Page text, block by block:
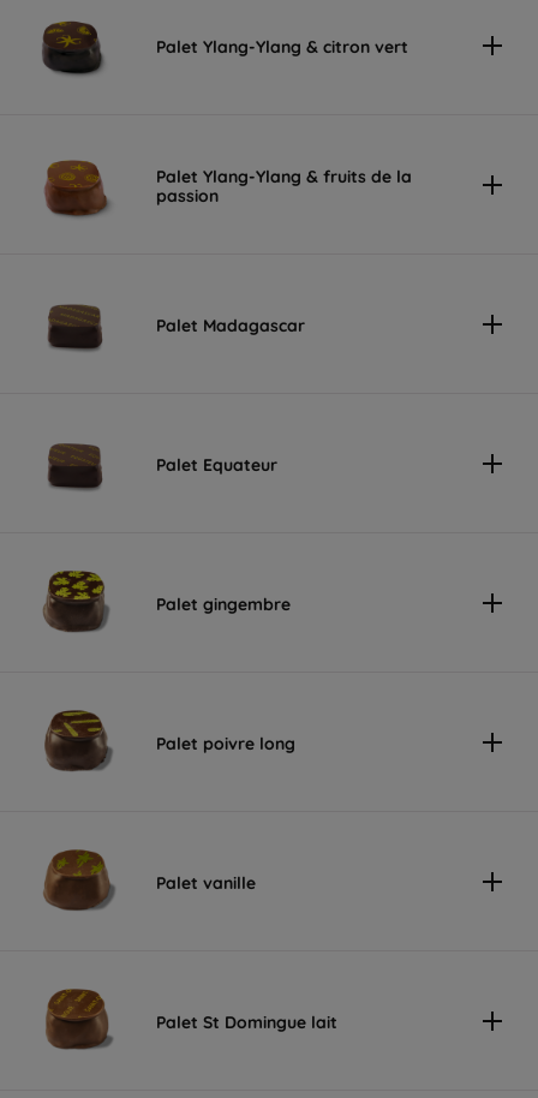
Palet Ylang-Ylang & citron vert
Palet Ylang-Ylang & fruits de la
passion
Palet Madagascar
Palet Equateur
Palet gingembre
Palet poivre long
Palet vanille
Palet St Domingue lait